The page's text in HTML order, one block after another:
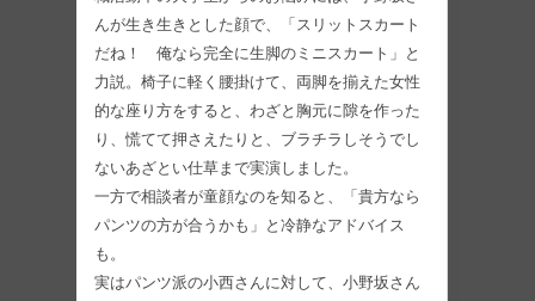
んが生き生きとした顔で、「スリットスカート
だね！ 俺なら完全に生脚のミニスカート」と
力説。椅子に軽く腰掛けて、両脚を揃えた女性
的な座り方をすると、わざと胸元に隙を作った
り、慌てて押さえたりと、ブラチラしそうでし
ないあざとい仕草まで実演しました。
一方で相談者が童顔なのを知ると、「貴方なら
パンツの方が合うかも」と冷静なアドバイス
も。
実はパンツ派の小西さんに対して、小野坂さん